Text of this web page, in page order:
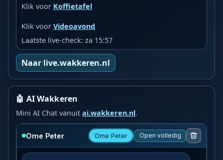
Klik voor Koffietafel
Klik voorVideoavond
Laatste live-check: za 15:57
Naar live.wakkeren.nl
🤖 AI Wakkeren
Mini AI Chat vanuitai.wakkeren.nl.